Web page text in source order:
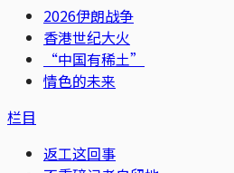
2026伊朗战争
香港世纪大火
“中国有稀土”
情色的未来
栏目
返工这回事